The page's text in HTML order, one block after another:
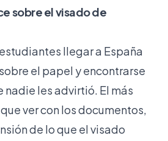
sobre el visado de
llegar a España
el papel y encontrarse
nadie les advirtió. El más
ver con los documentos,
de lo que el visado